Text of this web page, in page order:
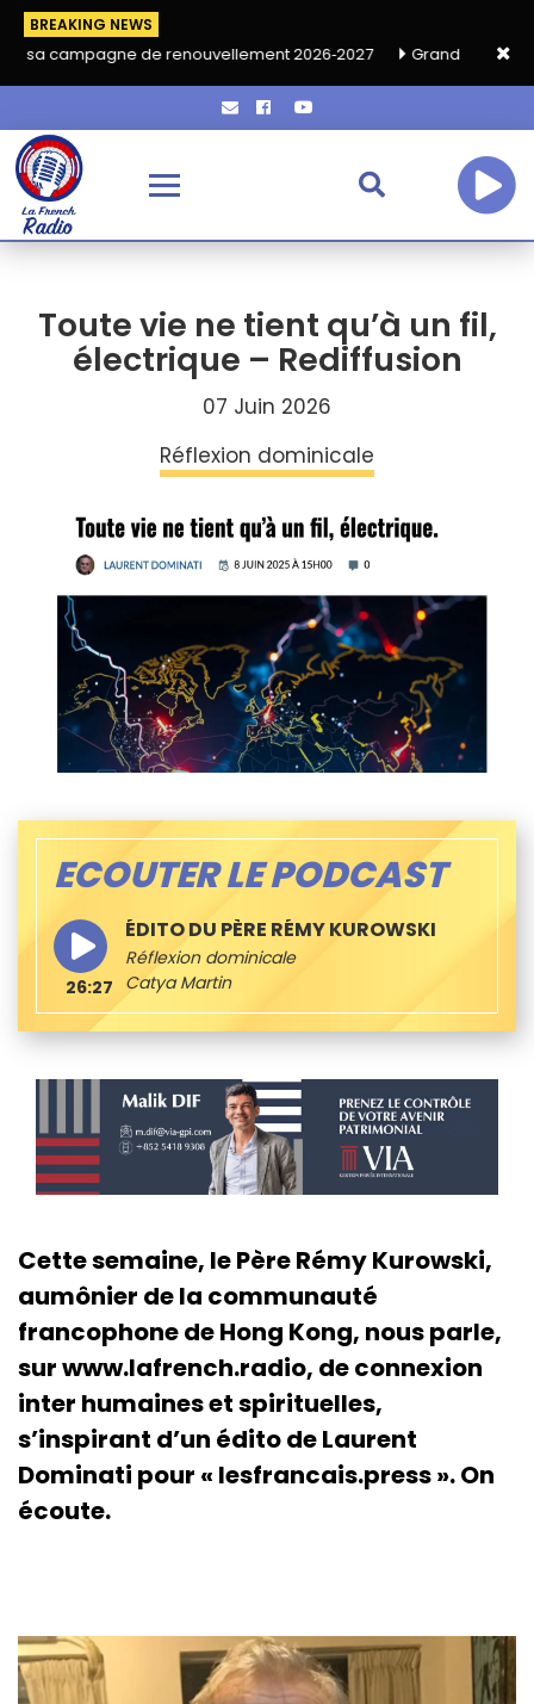
BREAKING NEWS
de renouvellement 2026‑2027 Grand café de rentrée HKA
Toute vie ne tient qu’à un fil,
électrique – Rediffusion
07 Juin 2026
Réflexion dominicale
ECOUTER LE PODCAST
ÉDITO DU PÈRE RÉMY KUROWSKI
Réflexion dominicale
Catya Martin
26:27
Cette semaine, le Père Rémy Kurowski,
aumônier de la communauté
francophone de Hong Kong, nous parle,
sur www.lafrench.radio, de connexion
inter humaines et spirituelles,
s’inspirant d’un édito de Laurent
Dominati pour « lesfrancais.press ». On
écoute.